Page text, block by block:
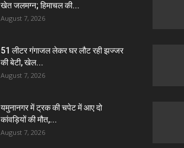
खेत जलमग्न; हिमाचल की...
August 7, 2026
51 लीटर गंगाजल लेकर घर लौट रही झज्जर
की बेटी, खेल...
August 7, 2026
यमुनानगर में ट्रक की चपेट में आए दो
कांवड़ियों की मौत,...
August 7, 2026